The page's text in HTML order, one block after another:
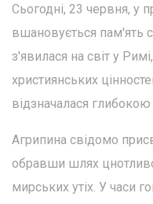
Сьогодні, 23 червня, у
вшановується пам'ять
з'явилася на світ у
християнських
відзначалася
Агрипина свідомо
обравши шлях
мирських утіх. У часи